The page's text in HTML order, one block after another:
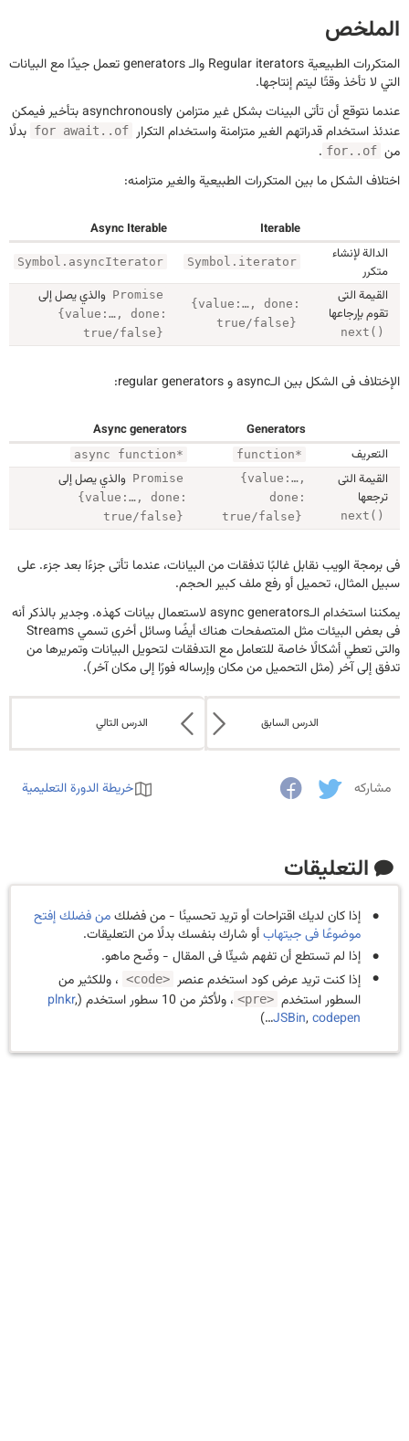
الملخص
المتكررات الطبيعية Regular iterators والـ generators تعمل جيدًا مع البيانات
التي لا تأخذ وقتًا ليتم إنتاجها.
عندما نتوقع أن تأتى البينات بشكل غير متزامن asynchronously بتأخير فيمكن
عندئذ استخدام قدراتهم الغير متزامنة واستخدام التكرار for await..of بدلًا
من for..of
.
اختلاف الشكل ما بين المتكررات الطبيعية والغير متزامنه:
Iterable
Async Iterable
الدالة لإنشاء
متكرر
Symbol.iterator
Symbol.asyncIterator
القيمة التى
تقوم بإرجاعها
next()
{value:…, done:
true/false}
Promise والذي يصل إلى
{value:…, done:
true/false}
الإختلاف فى الشكل بين الـasync و regular generators:
Generators
Async generators
التعريف
function*
async function*
القيمة التى
ترجعها
next()
{value:…,
done:
true/false}
Promise والذي يصل إلى
{value:…, done:
true/false}
فى برمجة الويب نقابل غالبًا تدفقات من البيانات، عندما تأتى جزءًا بعد جزء. على
سبيل المثال، تحميل أو رفع ملف كبير الحجم.
يمكننا استخدام الـasync generators لاستعمال بيانات كهذه. وجدير بالذكر أنه
فى بعض البيئات مثل المتصفحات هناك أيضًا وسائل أخرى تسمي Streams
والتى تعطي أشكالًا خاصة للتعامل مع التدفقات لتحويل البيانات وتمريرها من
تدفق إلى آخر (مثل التحميل من مكان وإرساله فورًا إلى مكان آخر).
الدرس السابق الدرس التالي
مشاركه خريطة الدورة التعليمية
التعليقات
إذا كان لديك اقتراحات أو تريد تحسينًا - من فضلكمن فضلك إفتح
موضوعًا فى جيتهابأو شارك بنفسك بدلًا من التعليقات.
إذا لم تستطع أن تفهم شيئّا فى المقال - وضّح ماهو.
إذا كنت تريد عرض كود استخدم عنصر <code> ، وللكثير من
السطور استخدم <pre> ، ولأكثر من 10 سطور استخدم ( plnkr,
JSBin, codepen
…)